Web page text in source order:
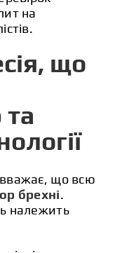
на
що
що всю
брехні.
належить